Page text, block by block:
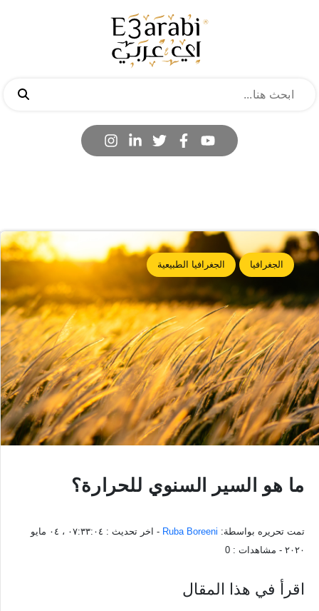
الجغرافيا الجغرافيا الطبيعية
ما هو السير السنوي للحرارة؟
تمت تحريره بواسطة: Ruba Boreeni - اخر تحديث :
٠٧:٣٣:٠٤ ، ٠٤ مايو
٢٠٢٠ - مشاهدات : 0
اقرأ في هذا المقال